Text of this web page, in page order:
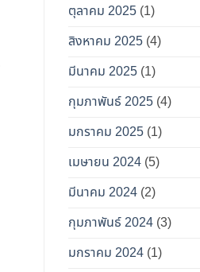
ตุลาคม 2025 (1)
สิงหาคม 2025 (4)
มีนาคม 2025 (1)
กุมภาพันธ์ 2025 (4)
มกราคม 2025 (1)
เมษายน 2024 (5)
มีนาคม 2024 (2)
กุมภาพันธ์ 2024 (3)
มกราคม 2024 (1)